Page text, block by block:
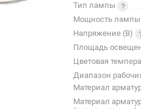
Тип лампы
Мощность лампы
Напряжение (В)
Площадь
Цветовая
Диапазон
Материал
Материал